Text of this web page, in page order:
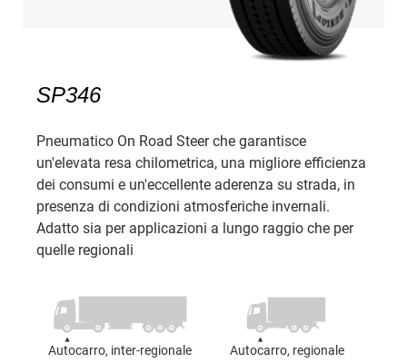
SP346
Pneumatico On Road Steer che garantisce
un'elevata resa chilometrica, una migliore efficienza
dei consumi e un'eccellente aderenza su strada, in
presenza di condizioni atmosferiche invernali.
Adatto sia per applicazioni a lungo raggio che per
quelle regionali
Autocarro, inter-regionale Autocarro, regionale